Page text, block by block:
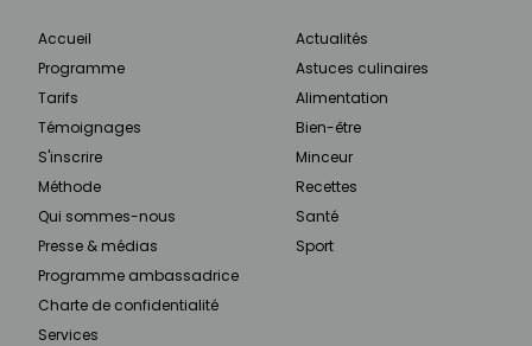
Accueil
Programme
Tarifs
Témoignages
S'inscrire
Méthode
Qui sommes-nous
Presse & médias
Programme ambassadrice
Charte de confidentialité
Services
Actualités
Astuces culinaires
Alimentation
Bien-être
Minceur
Recettes
Santé
Sport